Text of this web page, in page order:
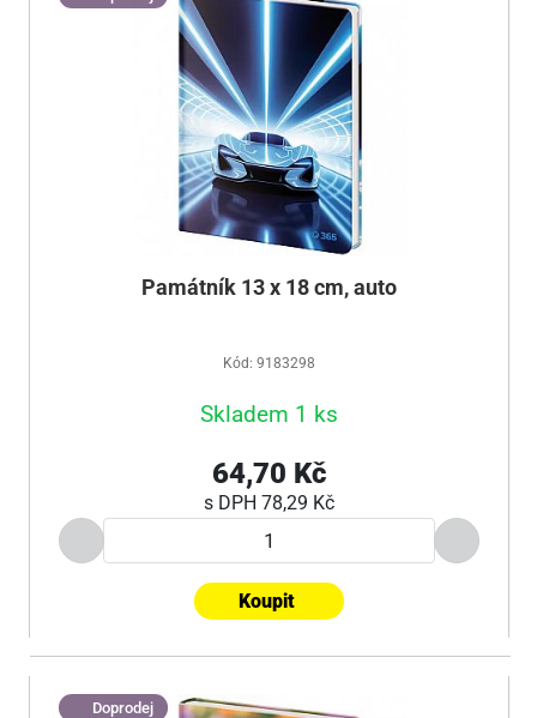
Památník 13 x 18 cm, auto
Kód: 9183298
Skladem 1 ks
64,70 Kč
s DPH 78,29 Kč
Koupit
Doprodej